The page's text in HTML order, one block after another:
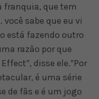
franquia, que tem
sabe que eu vi
está fazendo outro
razão por que
disse ele.”Por
é uma série
de fãs e é um jogo